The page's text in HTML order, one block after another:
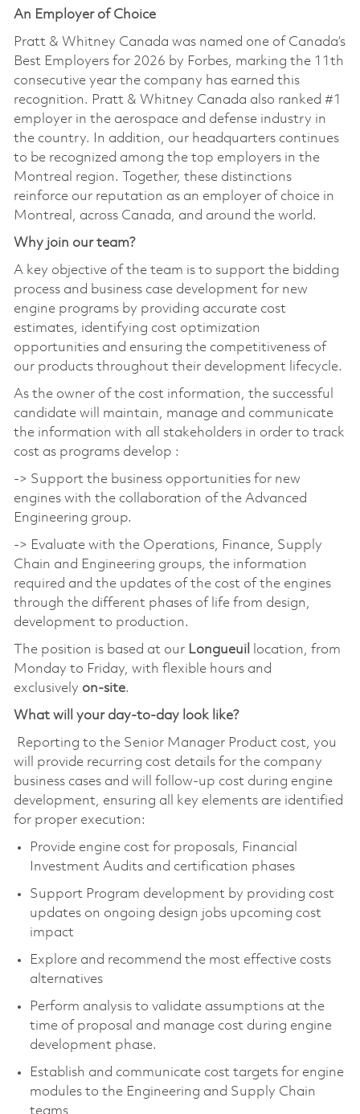
An Employer of Choice
Pratt & Whitney Canada was named one of Canada’s
Best Employers for 2026 by Forbes, marking the 11th
consecutive year the company has earned this
recognition. Pratt & Whitney Canada also ranked #1
employer in the aerospace and defense industry in
the country. In addition, our headquarters continues
to be recognized among the top employers in the
Montreal region. Together, these distinctions
reinforce our reputation as an employer of choice in
Montreal, across Canada, and around the world.
Why join our team?
A key objective of the team is to support the bidding
process and business case development for new
engine programs by providing accurate cost
estimates, identifying cost optimization
opportunities and ensuring the competitiveness of
our products throughout their development lifecycle.
As the owner of the cost information, the successful
candidate will maintain, manage and communicate
the information with all stakeholders in order to track
cost as programs develop :
-> Support the business opportunities for new
engines with the collaboration of the Advanced
Engineering group.
-> Evaluate with the Operations, Finance, Supply
Chain and Engineering groups, the information
required and the updates of the cost of the engines
through the different phases of life from design,
development to production.
The position is based at our Longueuil
location, from
Monday to Friday, with flexible hours and
exclusively on-site.
What will your day-to-day look like?
Reporting to the Senior Manager Product cost, you
will provide recurring cost details for the company
business cases and will follow-up cost during engine
development, ensuring all key elements are identified
for proper execution:
Provide engine cost for proposals, Financial
Investment Audits and certification phases
Support Program development by providing cost
updates on ongoing design jobs upcoming cost
impact
Explore and recommend the most effective costs
alternatives
Perform analysis to validate assumptions at the
time of proposal and manage cost during engine
development phase.
Establish and communicate cost targets for engine
modules to the Engineering and Supply Chain
teams